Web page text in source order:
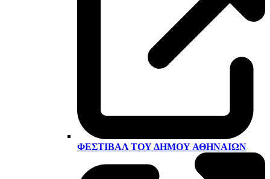
ΦΕΣΤΙΒΆΛ ΤΟΥ ΔΉΜΟΥ ΑΘΗΝΑΊΩΝ